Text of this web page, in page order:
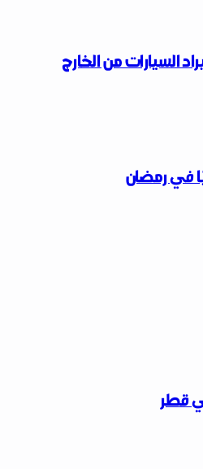
السيارات من الخارج
في رمضان
قطر